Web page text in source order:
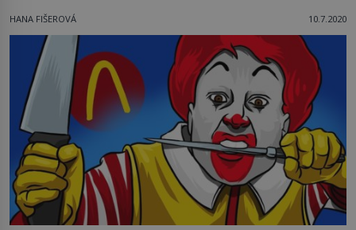
HANA FIŠEROVÁ 10.7.2020